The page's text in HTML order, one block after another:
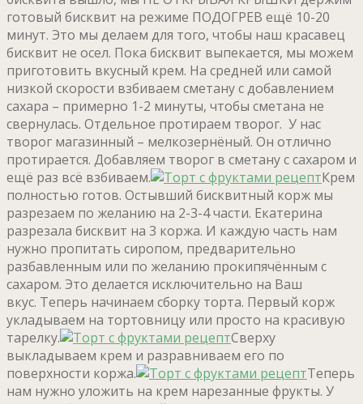
готовый бисквит на режиме ПОДОГРЕВ ещё 10-20
минут. Это мы делаем для того, чтобы наш красавец
бисквит не осел. Пока бисквит выпекается, мы можем
приготовить вкусный крем. На средней или самой
низкой скорости взбиваем сметану с добавлением
сахара – примерно 1-2 минуты, чтобы сметана не
свернулась. Отдельное протираем творог. У нас
творог магазинный – мелкозернёный. Он отлично
протирается. Добавляем творог в сметану с сахаром и
ещё раз всё взбиваем.
Крем
полностью готов. Остывший бисквитный корж мы
разрезаем по желанию на 2-3-4 части. Екатерина
разрезала бисквит на 3 коржа. И каждую часть нам
нужно пропитать сиропом, предварительно
разбавленным или по желанию прокипячённым с
сахаром. Это делается исключительно на Ваш
вкус. Теперь начинаем сборку торта. Первый корж
укладываем на тортовницу или просто на красивую
тарелку.
Сверху
выкладываем крем и разравниваем его по
поверхности коржа.
Теперь
нам нужно уложить на крем нарезанные фрукты. У